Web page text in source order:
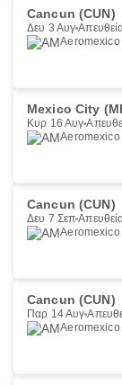
Cancun (CUN)
Δευ 3 Αυγ
Aeromexico
Mexico City
Κυρ 16 Αυγ
Aeromexico
Cancun (CUN)
Δευ 7 Σεπ
Aeromexico
Cancun (CUN)
Παρ 14 Αυγ
Aeromexico